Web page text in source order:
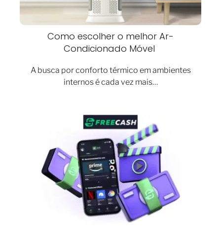
Como escolher o melhor Ar-
Condicionado Móvel
A busca por conforto térmico em ambientes
internos é cada vez mais…